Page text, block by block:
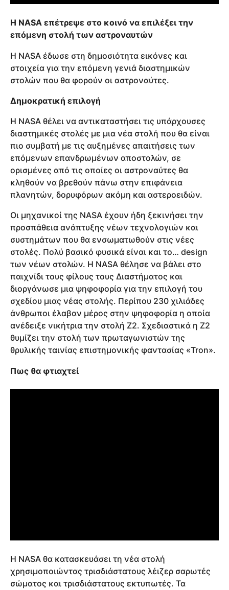
Η NASA επέτρεψε στο κοινό να επιλέξει την
επόμενη στολή των αστροναυτών
Η NASA έδωσε στη δημοσιότητα εικόνες και
στοιχεία για την επόμενη γενιά διαστημικών
στολών που θα φορούν οι αστροναύτες.
Δημοκρατική επιλογή
Η NASA θέλει να αντικαταστήσει τις υπάρχουσες
διαστημικές στολές με μια νέα στολή που θα είναι
πιο συμβατή με τις αυξημένες απαιτήσεις των
επόμενων επανδρωμένων αποστολών, σε
ορισμένες από τις οποίες οι αστροναύτες θα
κληθούν να βρεθούν πάνω στην επιφάνεια
πλανητών, δορυφόρων ακόμη και αστεροειδών.
Οι μηχανικοί της NASA έχουν ήδη ξεκινήσει την
προσπάθεια ανάπτυξης νέων τεχνολογιών και
συστημάτων που θα ενσωματωθούν στις νέες
στολές. Πολύ βασικό φυσικά είναι και το… design
των νέων στολών. Η NASA θέλησε να βάλει στο
παιχνίδι τους φίλους τους Διαστήματος και
διοργάνωσε μια ψηφοφορία για την επιλογή του
σχεδίου μιας νέας στολής. Περίπου 230 χιλιάδες
άνθρωποι έλαβαν μέρος στην ψηφοφορία η οποία
ανέδειξε νικήτρια την στολή Ζ2. Σχεδιαστικά η Z2
θυμίζει την στολή των πρωταγωνιστών της
θρυλικής ταινίας επιστημονικής φαντασίας «Tron».
Πως θα φτιαχτεί
Η NASA θα κατασκευάσει τη νέα στολή
χρησιμοποιώντας τρισδιάστατους λέιζερ σαρωτές
σώματος και τρισδιάστατους εκτυπωτές. Τα